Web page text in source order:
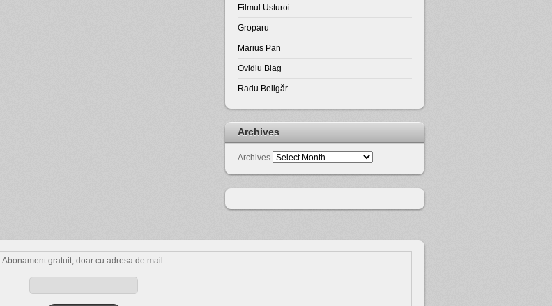
Filmul Usturoi
Groparu
Marius Pan
Ovidiu Blag
Radu Beligăr
Archives
Archives
Abonament gratuit, doar cu adresa de mail: